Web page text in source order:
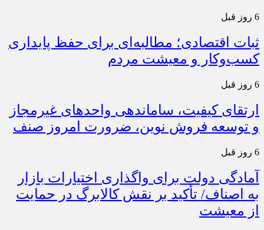
6 روز قبل
ثبات اقتصادی؛ مطالبه‌ای برای حفظ پایداری
کسب‌وکار و معیشت مردم
6 روز قبل
ارتقای کیفیت، ساماندهی واحدهای غیرمجاز
و توسعه فروش نوین، ضرورت امروز صنف
6 روز قبل
آمادگی دولت برای واگذاری اختیارات بازار
به اصناف/ تأکید بر نقش کالابرگ در حمایت
از معیشت